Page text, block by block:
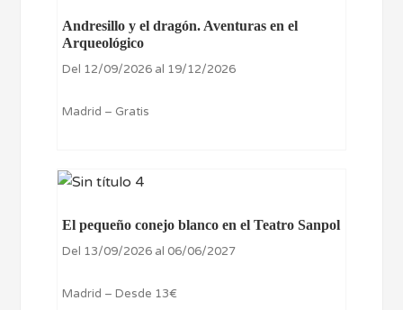
Andresillo y el dragón. Aventuras en el
Arqueológico
Del 12/09/2026 al 19/12/2026
Madrid – Gratis
El pequeño conejo blanco en el Teatro Sanpol
Del 13/09/2026 al 06/06/2027
Madrid – Desde 13€